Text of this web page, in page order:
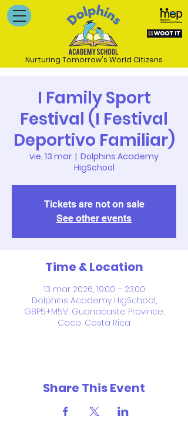
Nurturing Tomorrow's World Citizens
I Family Sport
Festival (I Festival
Deportivo Familiar)
vie, 13 mar
  |
Dolphins Academy
HigSchool
Tickets are not on sale
See other events
Time & Location
13 mar 2026, 19:00 – 23:00
Dolphins Academy HigSchool,
G8P5+M5V, Guanacaste Province,
Coco, Costa Rica
Share This Event